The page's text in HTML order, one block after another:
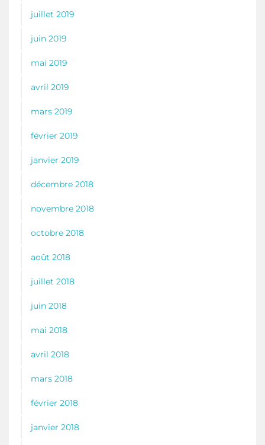
juillet 2019
juin 2019
mai 2019
avril 2019
mars 2019
février 2019
janvier 2019
décembre 2018
novembre 2018
octobre 2018
août 2018
juillet 2018
juin 2018
mai 2018
avril 2018
mars 2018
février 2018
janvier 2018